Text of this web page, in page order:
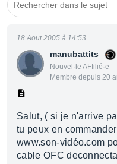
manubattits
Nouvel·le AFfilié·e
Membre depuis 20
18 Aout 2005 à 14:53
Salut, ( si je n'arrive
tu peux en
www.son-vidéo.com
cable OFC